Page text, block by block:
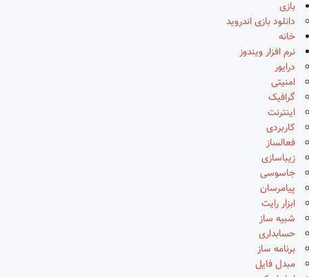
بازی
دانلود بازی اندروید
خانه
نرم افزار ویندوز
درایور
امنیتی
گرافیک
اینترنت
کاربردی
فعالساز
زیباسازی
جاسوسی
پیامرسان
ابزار رایت
شبیه ساز
حسابداری
برنامه ساز
مبدل فایل